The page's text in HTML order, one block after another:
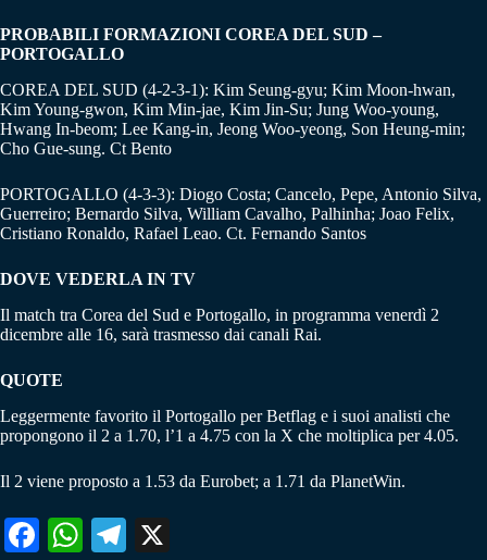
PROBABILI FORMAZIONI COREA DEL SUD –
PORTOGALLO
COREA DEL SUD (4-2-3-1): Kim Seung-gyu; Kim Moon-hwan,
Kim Young-gwon, Kim Min-jae, Kim Jin-Su; Jung Woo-young,
Hwang In-beom; Lee Kang-in, Jeong Woo-yeong, Son Heung-min;
Cho Gue-sung. Ct Bento
PORTOGALLO (4-3-3): Diogo Costa; Cancelo, Pepe, Antonio Silva,
Guerreiro; Bernardo Silva, William Cavalho, Palhinha; Joao Felix,
Cristiano Ronaldo, Rafael Leao. Ct. Fernando Santos
DOVE VEDERLA IN TV
Il match tra Corea del Sud e Portogallo, in programma venerdì 2
dicembre alle 16, sarà trasmesso dai canali Rai.
QUOTE
Leggermente favorito il Portogallo per Betflag e i suoi analisti che
propongono il 2 a 1.70, l’1 a 4.75 con la X che moltiplica per 4.05.
Il 2 viene proposto a 1.53 da Eurobet; a 1.71 da PlanetWin.
Fa W
Te